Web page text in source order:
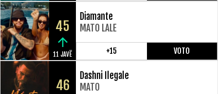
45
11 JAVË
Diamante
MATO LALE
+15 VOTO
46
Dashni Ilegale
MATO